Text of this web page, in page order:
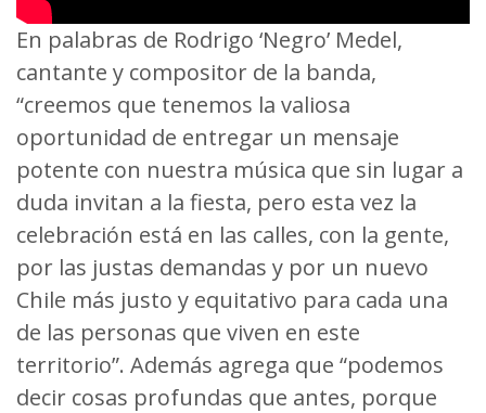
En palabras de Rodrigo ‘Negro’ Medel,
cantante y compositor de la banda,
“creemos que tenemos la valiosa
oportunidad de entregar un mensaje
potente con nuestra música que sin lugar a
duda invitan a la fiesta, pero esta vez la
celebración está en las calles, con la gente,
por las justas demandas y por un nuevo
Chile más justo y equitativo para cada una
de las personas que viven en este
territorio”. Además agrega que “podemos
decir cosas profundas que antes, porque